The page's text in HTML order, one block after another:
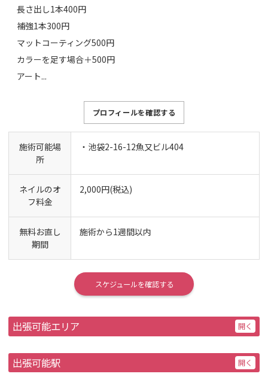
長さ出し1本400円
補強1本300円
マットコーティング500円
カラーを足す場合＋500円
アート...
プロフィールを確認する
施術可能場
所
・池袋2-16-12魚又ビル404
ネイルのオ
フ料金
2,000円(税込)
無料お直し
期間
施術から1週間以内
スケジュールを確認する
出張可能エリア
出張可能駅